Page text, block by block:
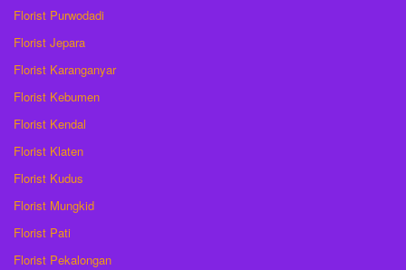
Florist Purwodadi
Florist Jepara
Florist Karanganyar
Florist Kebumen
Florist Kendal
Florist Klaten
Florist Kudus
Florist Mungkid
Florist Pati
Florist Pekalongan